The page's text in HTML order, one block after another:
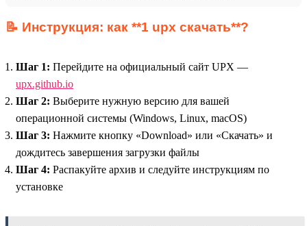
📝 Инструкция: как **1 upx скачать**?
Шаг 1: Перейдите на официальный сайт UPX —
upx.github.io
Шаг 2: Выберите нужную версию для вашей
операционной системы (Windows, Linux, macOS)
Шаг 3: Нажмите кнопку «Download» или «Скачать» и
дождитесь завершения загрузки файлы
Шаг 4: Распакуйте архив и следуйте инструкциям по
установке